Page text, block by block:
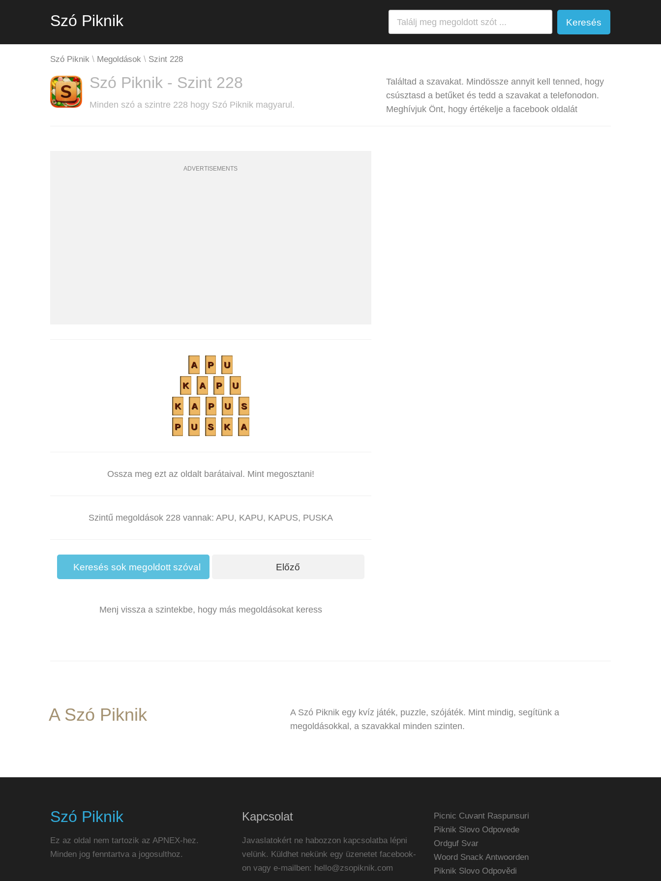
Szó Piknik Keresés
Szó Piknik Megoldások Szint 228
Szó Piknik - Szint 228
Minden szó a szintre 228 hogy Szó Piknik magyarul.
Találtad a szavakat. Mindössze annyit kell tenned, hogy
csúsztasd a betűket és tedd a szavakat a telefonodon.
Meghívjuk Önt, hogy értékelje a facebook oldalát
ADVERTISEMENTS
A P U
K A P U
K A P U S
P U S K A
Ossza meg ezt az oldalt barátaival. Mint megosztani!
Szintű megoldások 228 vannak: APU, KAPU, KAPUS, PUSKA
Keresés sok megoldott szóval Előző
Menj vissza a szintekbe, hogy más megoldásokat keress
A Szó Piknik
A Szó Piknik egy kvíz játék, puzzle, szójáték. Mint mindig, segítünk a
megoldásokkal, a szavakkal minden szinten.
Szó Piknik
Ez az oldal nem tartozik az APNEX-hez.
Minden jog fenntartva a jogosulthoz.
Kapcsolat
Javaslatokért ne habozzon kapcsolatba lépni
velünk. Küldhet nekünk egy üzenetet facebook-
on vagy e-mailben: hello@zsopiknik.com
Picnic Cuvant Raspunsuri
Piknik Slovo Odpovede
Ordguf Svar
Woord Snack Antwoorden
Piknik Slovo Odpovědi